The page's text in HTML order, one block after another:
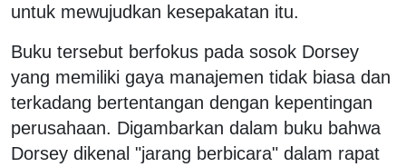
untuk mewujudkan kesepakatan itu.
Buku tersebut berfokus pada sosok Dorsey
yang memiliki gaya manajemen tidak biasa dan
terkadang bertentangan dengan kepentingan
perusahaan. Digambarkan dalam buku bahwa
Dorsey dikenal "jarang berbicara" dalam rapat